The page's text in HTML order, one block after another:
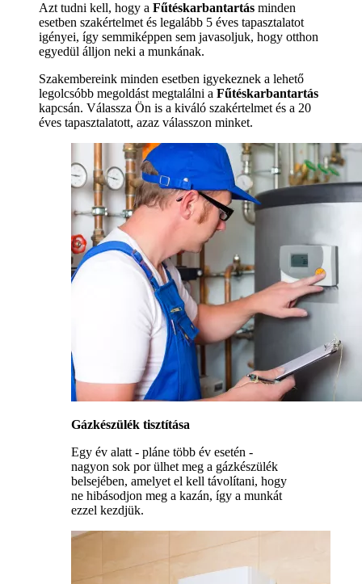
Azt tudni kell, hogy a Fűtéskarbantartás minden
esetben szakértelmet és legalább 5 éves tapasztalatot
igényei, így semmiképpen sem javasoljuk, hogy otthon
egyedül álljon neki a munkának.
Szakembereink minden esetben igyekeznek a lehető
legolcsóbb megoldást megtalálni a Fűtéskarbantartás
kapcsán. Válassza Ön is a kiváló szakértelmet és a 20
éves tapasztalatott, azaz válasszon minket.
Gázkészülék tisztítása
Egy év alatt - pláne több év esetén -
nagyon sok por ülhet meg a gázkészülék
belsejében, amelyet el kell távolítani, hogy
ne hibásodjon meg a kazán, így a munkát
ezzel kezdjük.